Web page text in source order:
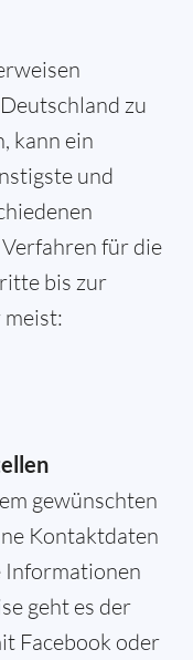
zu
kann ein
und
für die
bis zur
meist:
gewünschten
Kontaktdaten
Informationen
geht es der
Facebook oder